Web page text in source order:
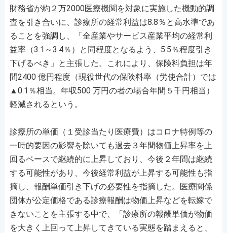
財務省が約２万2000医療機関を対象に実施した機動的調
査を引き合いに、診療所の経常利益は8.8％と高水準であ
ることを強調し、「全産業やサービス産業平均の経常利
益率（3.1～3.4％）と同程度となるよう、5.5％程度引き
下げるべき」と主張した。これにより、保険料負担は年
間2400 億円程度（現役世代の保険料率（労使合計）では
▲0.1％相当。年収500 万円の者の場合年間５千円相当）
軽減されるという。
診療所の単価（１受診当たり医療費）はコロナ特例等の
一時的要因の影響を除いても過去３年間物価上昇率を上
回るペースで継続的に上昇しており、今後２年間は継続
する可能性があり、今後経常利益が上昇する可能性も指
摘し、報酬単価引き下げの必要性を指摘した。医療関係
団体が公定価格である診療報酬は物価上昇などを転嫁で
きないことを主張する中で、「診療所の報酬単価が物価
を大きく上回って上昇してきている実態を踏まえると、